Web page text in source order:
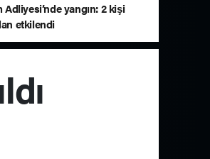
Adliyesi’nde yangın: 2 kişi
etkilendi